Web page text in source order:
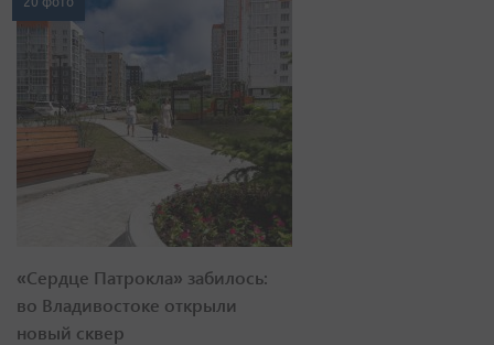
«Сердце Патрокла» забилось:
во Владивостоке открыли
новый сквер